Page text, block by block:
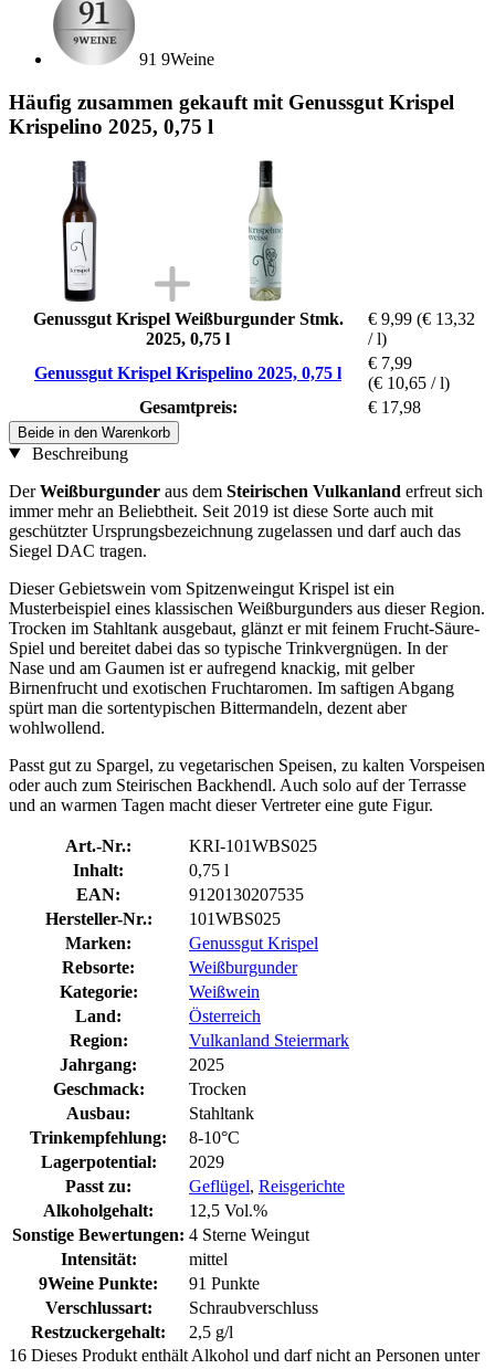
91 9Weine
Häufig zusammen gekauft mit Genussgut Krispel
Krispelino 2025, 0,75 l
Genussgut Krispel Weißburgunder Stmk.
2025, 0,75 l
€ 9,99 (€ 13,32
/ l)
Genussgut Krispel Krispelino 2025, 0,75 l
€ 7,99
(€ 10,65 / l)
Gesamtpreis:
€ 17,98
Beide in den Warenkorb
Beschreibung
DerWeißburgunder aus dem Steirischen Vulkanland erfreut sich
immer mehr an Beliebtheit. Seit 2019 ist diese Sorte auch mit
geschützter Ursprungsbezeichnung zugelassen und darf auch das
Siegel DAC tragen.
Dieser Gebietswein vom Spitzenweingut Krispel ist ein
Musterbeispiel eines klassischen Weißburgunders aus dieser Region.
Trocken im Stahltank ausgebaut, glänzt er mit feinem Frucht-Säure-
Spiel und bereitet dabei das so typische Trinkvergnügen. In der
Nase und am Gaumen ist er aufregend knackig, mit gelber
Birnenfrucht und exotischen Fruchtaromen. Im saftigen Abgang
spürt man die sortentypischen Bittermandeln, dezent aber
wohlwollend.
Passt gut zu Spargel, zu vegetarischen Speisen, zu kalten Vorspeisen
oder auch zum Steirischen Backhendl. Auch solo auf der Terrasse
und an warmen Tagen macht dieser Vertreter eine gute Figur.
Art.-Nr.:
KRI-101WBS025
Inhalt:
0,75 l
EAN:
9120130207535
Hersteller-Nr.:
101WBS025
Marken:
Genussgut Krispel
Rebsorte:
Weißburgunder
Kategorie:
Weißwein
Land:
Österreich
Region:
Vulkanland Steiermark
Jahrgang:
2025
Geschmack:
Trocken
Ausbau:
Stahltank
Trinkempfehlung:
8-10°C
Lagerpotential:
2029
Passt zu:
Geflügel, Reisgerichte
Alkoholgehalt:
12,5 Vol.%
Sonstige Bewertungen: 4 Sterne Weingut
Intensität:
mittel
9Weine Punkte:
91 Punkte
Verschlussart:
Schraubverschluss
Restzuckergehalt:
2,5 g/l
16 Dieses Produkt enthält Alkohol und darf nicht an Personen unter